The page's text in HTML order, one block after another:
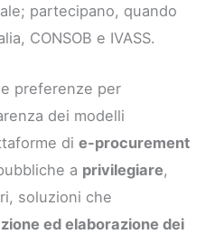
partecipano, quando
CONSOB e IVASS.
preferenze per
dei modelli
die-procurement
a privilegiare,
soluzioni che
ed elaborazione dei